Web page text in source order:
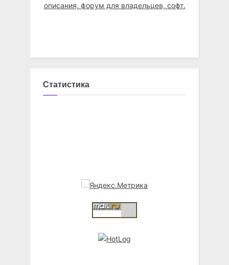
Статистика